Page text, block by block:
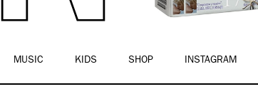
MUSIC KIDS SHOP INSTAGRAM